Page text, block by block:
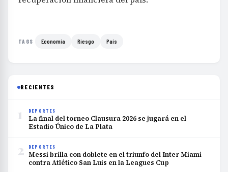
TAGS Economía Riesgo País
RECIENTES
1 DEPORTES
La final del torneo Clausura 2026 se jugará en el
Estadio Único de La Plata
2 DEPORTES
Messi brilla con doblete en el triunfo del Inter Miami
contra Atlético San Luis en la Leagues Cup